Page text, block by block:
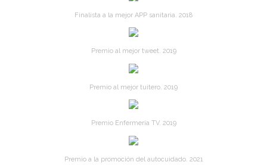
Finalista a la mejor APP sanitaria. 2018
Premio al mejor tweet. 2019
Premio al mejor tuitero. 2019
Premio Enfermería TV. 2019
Premio a la promoción del autocuidado. 2021